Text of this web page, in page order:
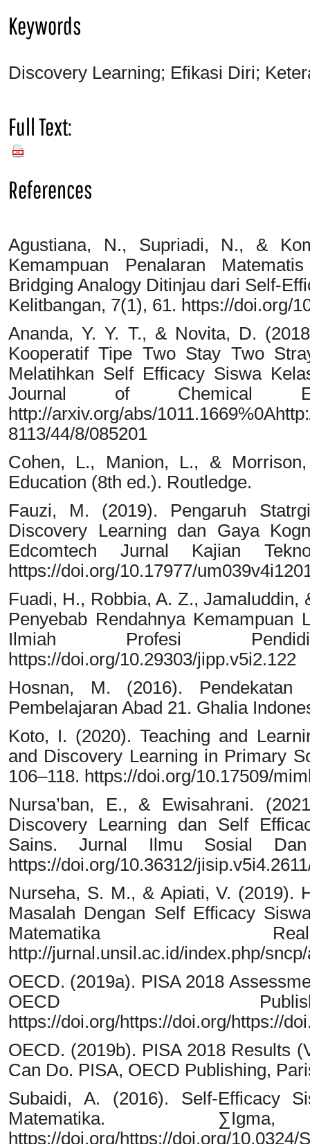
Keywords
Discovery Learning; Efikasi Diri;
Full Text:
PDF
References
Agustiana, N., Supriadi, N., &
Kemampuan Penalaran
Bridging Analogy Ditinjau dari Self-
Kelitbangan, 7(1), 61. https://doi.org/
Ananda, Y. Y. T., & Novita, D.
Kooperatif Tipe Two Stay Two
Melatihkan Self Efficacy Siswa
Journal of Chemical
http://arxiv.org/abs/
8113/44/8/085201
Cohen, L., Manion, L., &
Education (8th ed.). Routledge.
Fauzi, M. (2019). Pengaruh
Discovery Learning dan Gaya
Edcomtech Jurnal Kajian
https://doi.org/10.17977/
Fuadi, H., Robbia, A. Z.,
Penyebab Rendahnya
Ilmiah Profesi
https://doi.org/10.29303/jipp.v5i2.122
Hosnan, M. (2016). Pendekatan
Pembelajaran Abad 21. Ghalia
Koto, I. (2020). Teaching and
and Discovery Learning in Primary
106–118. https://doi.org/10.17509/
Nursa’ban, E., & Ewisahrani.
Discovery Learning dan Self
Sains. Jurnal Ilmu Sosial Dan
https://doi.org/10.36312/
Nurseha, S. M., & Apiati, V. (2019).
Masalah Dengan Self Efficacy
Matematika
http://jurnal.unsil.ac.id/index.php/
OECD. (2019a). PISA 2018
OECD
https://doi.org/https://doi.org/https://
OECD. (2019b). PISA 2018 Results
Can Do. PISA, OECD Publishing,
Subaidi, A. (2016). Self-Efficacy
Matematika.
https://doi.org/https://doi.org/10.0324/